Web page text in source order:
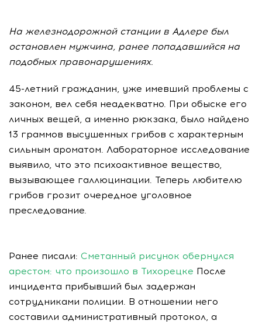
На железнодорожной станции в Адлере был
остановлен мужчина, ранее попадавшийся на
подобных правонарушениях.
45-летний гражданин, уже имевший проблемы с
законом, вел себя неадекватно. При обыске его
личных вещей, а именно рюкзака, было найдено
13 граммов высушенных грибов с характерным
сильным ароматом. Лабораторное исследование
выявило, что это психоактивное вещество,
вызывающее галлюцинации. Теперь любителю
грибов грозит очередное уголовное
преследование.
Ранее писали: Сметанный рисунок обернулся
арестом: что произошло в Тихорецке После
инцидента прибывший был задержан
сотрудниками полиции. В отношении него
составили административный протокол, а